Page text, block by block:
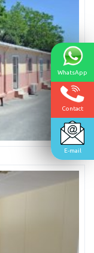
WhatsApp
Contact
E-mail